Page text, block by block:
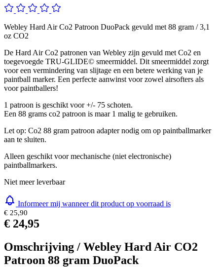
Webley Hard Air Co2 Patroon DuoPack gevuld met 88 gram / 3,1
De Hard Air Co2 patronen van Webley zijn gevuld met Co2 en
toegevoegde TRU-GLIDE© smeermiddel. Dit smeermiddel zorgt
voor een vermindering van slijtage en een betere werking van je
paintball marker. Een perfecte aanwinst voor zowel airsofters als
1 patroon is geschikt voor +/- 75 schoten.
Let op: Co2 88 gram patroon adapter nodig om op paintballmarker
Alleen geschikt voor mechanische (niet electronische)
Niet meer leverbaar
Informeer mij wanneer dit product op voorraad is
€ 25,90
Omschrijving /Webley Hard Air CO2